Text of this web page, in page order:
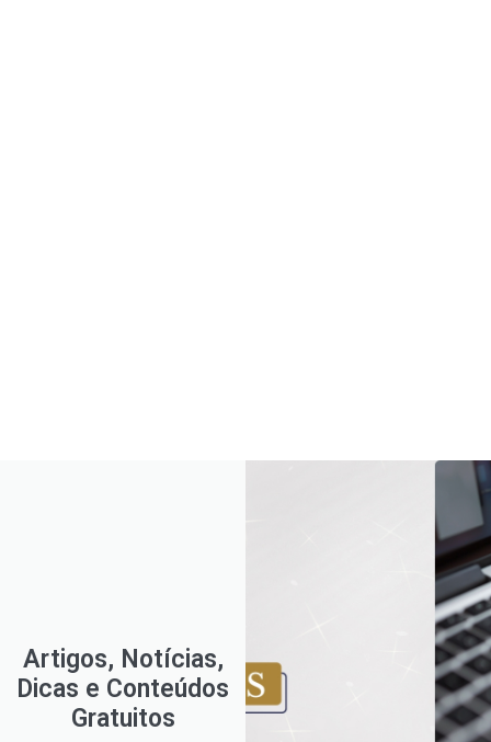
Artigos, Notícias,
Dicas e Conteúdos
Gratuitos